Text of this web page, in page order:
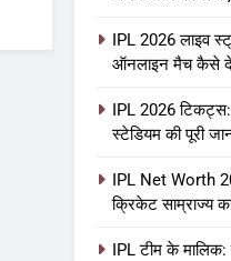
IPL 2026 लाइव
ऑनलाइन मैच कैसे
IPL 2026
स्टेडियम की पूरी
IPL Net Worth
क्रिकेट साम्राज्य
IPL टीम के